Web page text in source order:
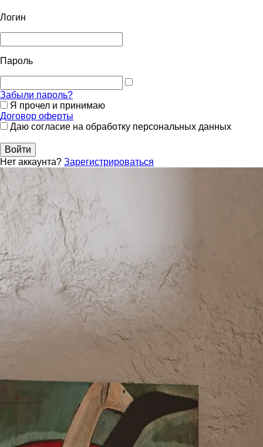
Логин
Пароль
Забыли пароль?
Я прочел и принимаю
Договор оферты
Даю согласие на обработку персональных данных
Войти
Нет аккаунта? Зарегистрироваться